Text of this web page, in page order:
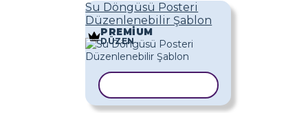
Su Döngüsü Posteri
Düzenlenebilir Şablon
PREMIUM
DÜZEN